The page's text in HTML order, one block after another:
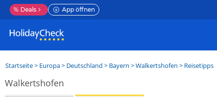
% Deals App öffnen
Startseite> Europa> Deutschland > Bayern >Walkertshofen > Reisetipps
Walkertshofen